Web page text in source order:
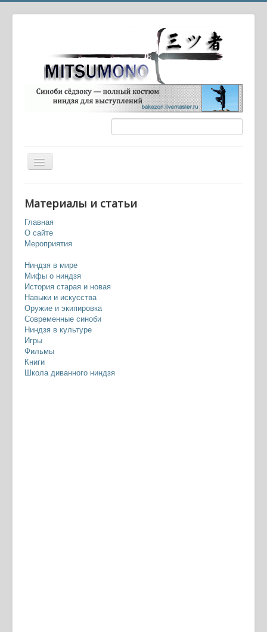
Вы здесь:
Ниндзя Гайден 2 (Ninja Gaiden II: Dark Sword of Chaos,
Ninja Ryukenden II: Ankoku no Jashiken, Shadow
Warriors 2)
Материалы и статьи
Главная
О сайте
Мероприятия
Ниндзя в мире
Мифы о ниндзя
История старая и новая
Навыки и искусства
Оружие и экипировка
Современные синоби
Ниндзя в культуре
Игры
Фильмы
Книги
Школа диванного ниндзя